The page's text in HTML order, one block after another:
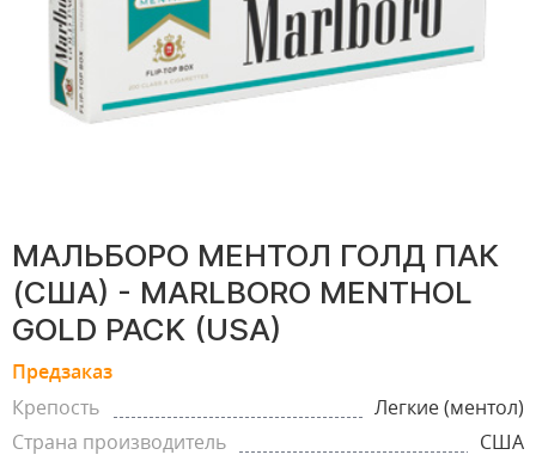
МАЛЬБОРО МЕНТОЛ ГОЛД ПАК
(США) - MARLBORO MENTHOL
GOLD PACK (USA)
Предзаказ
Крепость
Легкие (ментол)
Страна производитель
США